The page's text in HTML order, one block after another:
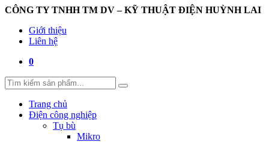
CÔNG TY TNHH TM DV – KỸ THUẬT ĐIỆN HUỲNH LAI
Giới thiệu
Liên hệ
0
Trang chủ
Điện công nghiệp
Tụ bù
Mikro